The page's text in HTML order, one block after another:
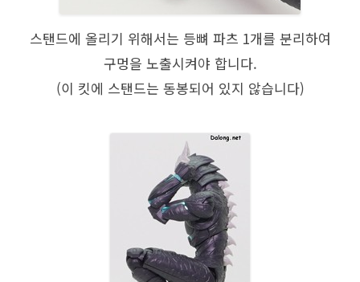
스탠드에 올리기 위해서는 등뼈 파츠 1개를 분리하여
구멍을 노출시켜야 합니다.
(이 킷에 스탠드는 동봉되어 있지 않습니다)